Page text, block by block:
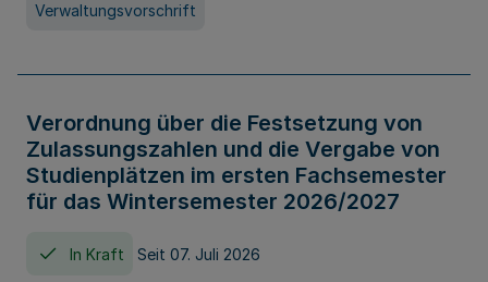
Verwaltungsvorschrift
Verordnung über die Festsetzung von
Zulassungszahlen und die Vergabe von
Studienplätzen im ersten Fachsemester
für das Wintersemester 2026/2027
In Kraft Seit 07. Juli 2026